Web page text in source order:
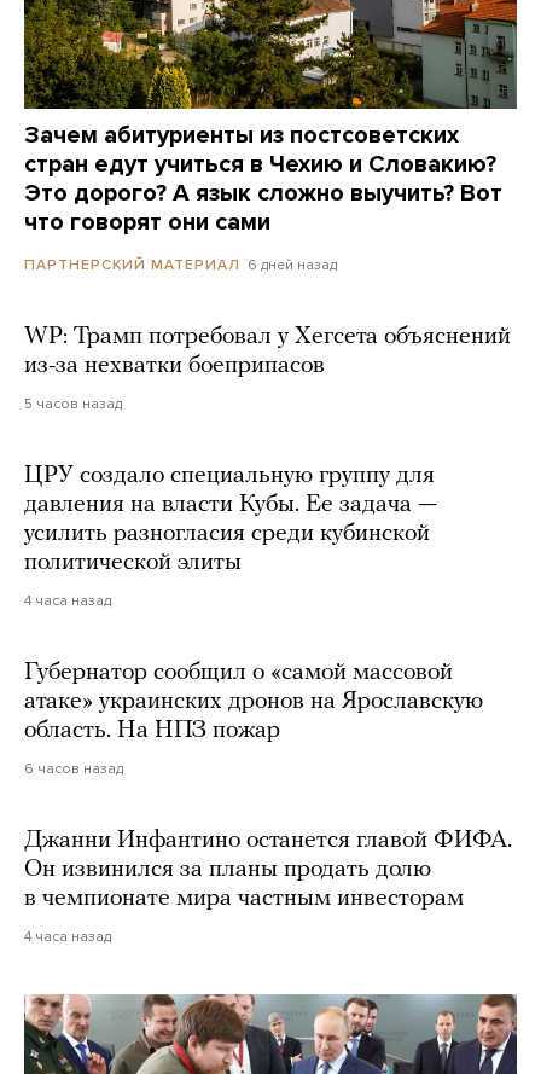
Зачем абитуриенты из постсоветских
стран едут учиться в Чехию и Словакию?
Это дорого? А язык сложно выучить? Вот
что говорят они сами
ПАРТНЕРСКИЙ МАТЕРИАЛ 6 дней назад
WP: Трамп потребовал у Хегсета объяснений
из-за нехватки боеприпасов
5 часов назад
ЦРУ создало специальную группу для
давления на власти Кубы. Ее задача —
усилить разногласия среди кубинской
политической элиты
4 часа назад
Губернатор сообщил о «самой массовой
атаке» украинских дронов на Ярославскую
область. На НПЗ пожар
6 часов назад
Джанни Инфантино останется главой ФИФА.
Он извинился за планы продать долю
в чемпионате мира частным инвесторам
4 часа назад